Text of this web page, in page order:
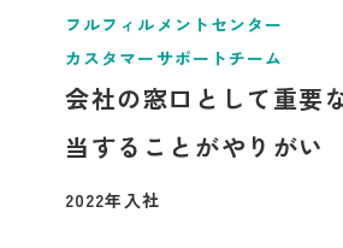
フルフィルメントセンター
カスタマーサポートチーム
会社の窓口として重要
当することがやりがい
2022年入社